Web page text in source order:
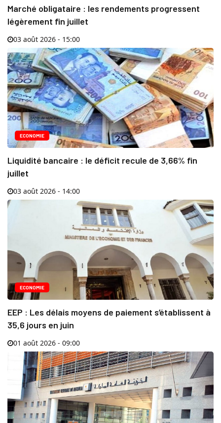
Marché obligataire : les rendements progressent
légèrement fin juillet
03 août 2026 - 15:00
ECONOMIE
Liquidité bancaire : le déficit recule de 3,66% fin
juillet
03 août 2026 - 14:00
ECONOMIE
EEP : Les délais moyens de paiement s’établissent à
35,6 jours en juin
01 août 2026 - 09:00